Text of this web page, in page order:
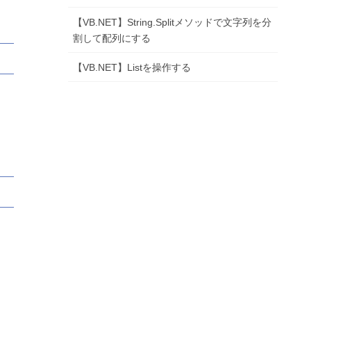
【VB.NET】String.Splitメソッドで文字列を分
割して配列にする
【VB.NET】Listを操作する